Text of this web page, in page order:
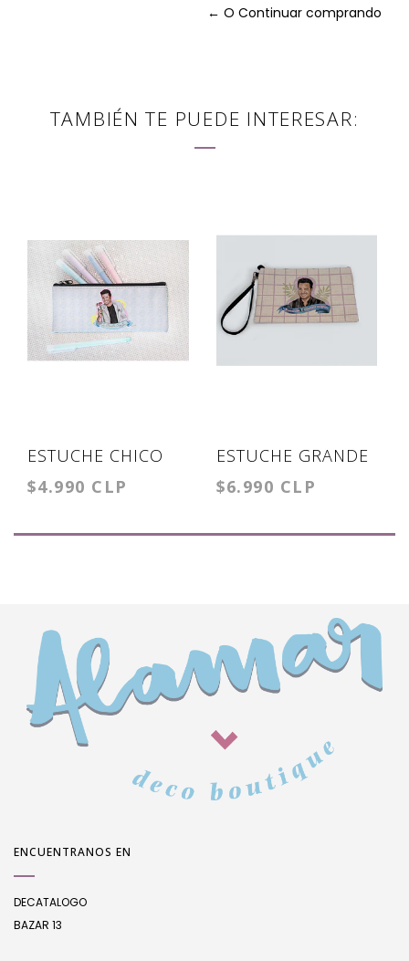
← O Continuar comprando
TAMBIÉN TE PUEDE INTERESAR:
ESTUCHE CHICO
CHAYANNE
$4.990 CLP
ESTUCHE GRANDE
CHAYANNE
$6.990 CLP
ENCUENTRANOS EN
DECATALOGO
BAZAR 13